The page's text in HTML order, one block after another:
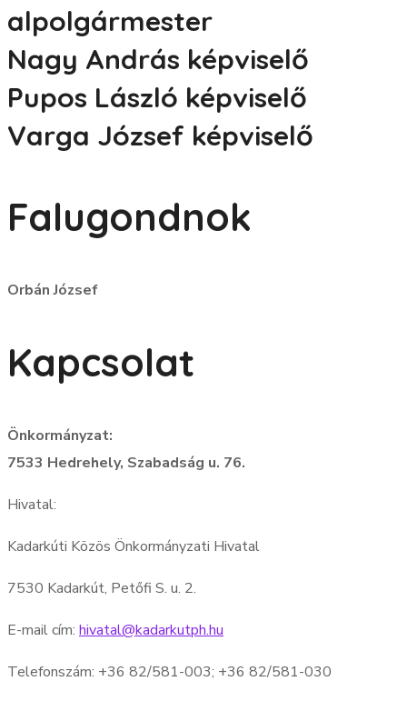
alpolgármester
Nagy András képviselő
Pupos László képviselő
Varga József képviselő
Falugondnok
Orbán József
Kapcsolat
Önkormányzat:
7533 Hedrehely, Szabadság u. 76.
Hivatal:
Kadarkúti Közös Önkormányzati Hivatal
7530 Kadarkút, Petőfi S. u. 2.
E-mail cím: hivatal@kadarkutph.hu
Telefonszám: +36 82/581-003; +36 82/581-030